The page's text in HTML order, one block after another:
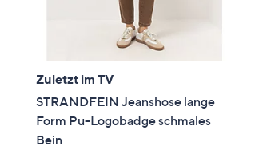
Zuletzt im TV
STRANDFEIN Jeanshose lange
Form Pu-Logobadge schmales
Bein